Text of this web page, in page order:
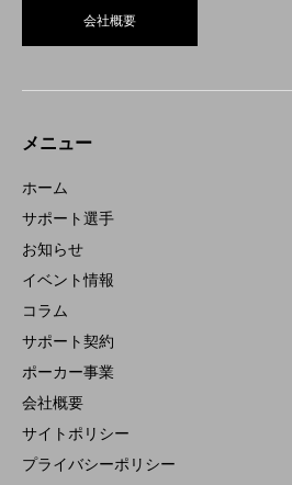
会社概要
メニュー
ホーム
サポート選手
お知らせ
イベント情報
コラム
サポート契約
ポーカー事業
会社概要
サイトポリシー
プライバシーポリシー